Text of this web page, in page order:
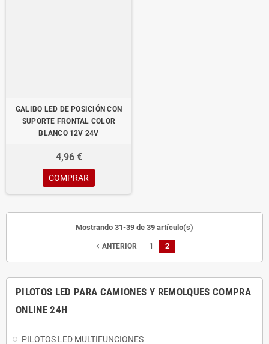
PILOTOS LED PARA CAMIONES Y REMOLQUES COMPRA
ONLINE 24H
PILOTOS LED MULTIFUNCIONES
GALIBO LED DE POSICIÓN CON
SUPORTE FRONTAL COLOR
BLANCO 12V 24V
4,96 €
COMPRAR
Mostrando 31-39 de 39 artículo(s)
navigate_before ANTERIOR 1 2